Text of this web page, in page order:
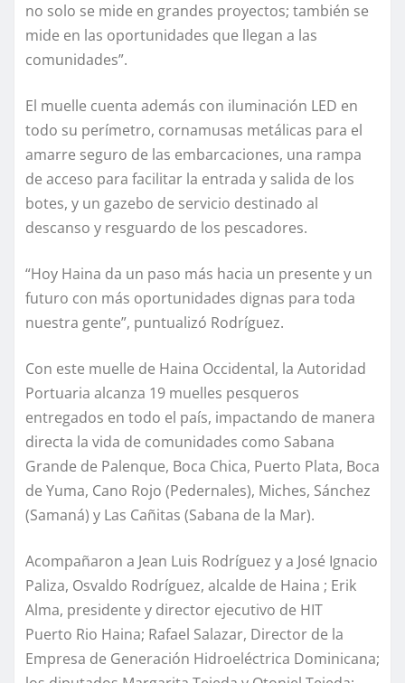
no solo se mide en grandes proyectos; también se
mide en las oportunidades que llegan a las
comunidades”.
El muelle cuenta además con iluminación LED en
todo su perímetro, cornamusas metálicas para el
amarre seguro de las embarcaciones, una rampa
de acceso para facilitar la entrada y salida de los
botes, y un gazebo de servicio destinado al
descanso y resguardo de los pescadores.
“Hoy Haina da un paso más hacia un presente y un
futuro con más oportunidades dignas para toda
nuestra gente”, puntualizó Rodríguez.
Con este muelle de Haina Occidental, la Autoridad
Portuaria alcanza 19 muelles pesqueros
entregados en todo el país, impactando de manera
directa la vida de comunidades como Sabana
Grande de Palenque, Boca Chica, Puerto Plata, Boca
de Yuma, Cano Rojo (Pedernales), Miches, Sánchez
(Samaná) y Las Cañitas (Sabana de la Mar).
Acompañaron a Jean Luis Rodríguez y a José Ignacio
Paliza, Osvaldo Rodríguez, alcalde de Haina ; Erik
Alma, presidente y director ejecutivo de HIT
Puerto Rio Haina; Rafael Salazar, Director de la
Empresa de Generación Hidroeléctrica Dominicana;